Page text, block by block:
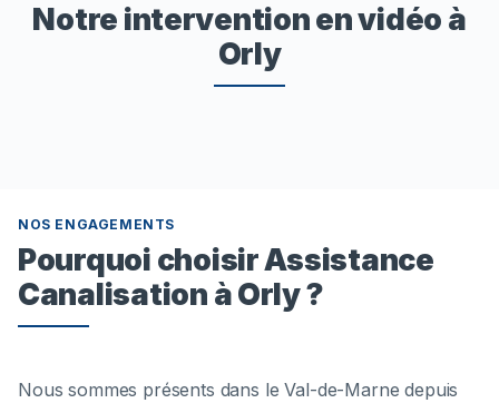
Notre intervention en vidéo à
Orly
NOS ENGAGEMENTS
Pourquoi choisir Assistance
Canalisation à Orly ?
Nous sommes présents dans le Val-de-Marne depuis